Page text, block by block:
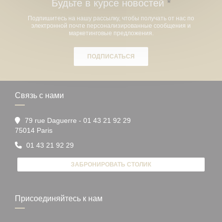
Будьте в курсе новостей *
Подпишитесь на нашу рассылку, чтобы получать от нас по
электронной почте персонализированные сообщения и
маркетинговые предложения.
ПОДПИСАТЬСЯ
Связь с нами
79 rue Daguerre - 01 43 21 92 29
75014 Paris((открывается в новом окне))
01 43 21 92 29
ЗАБРОНИРОВАТЬ СТОЛИК
Присоединяйтесь к нам